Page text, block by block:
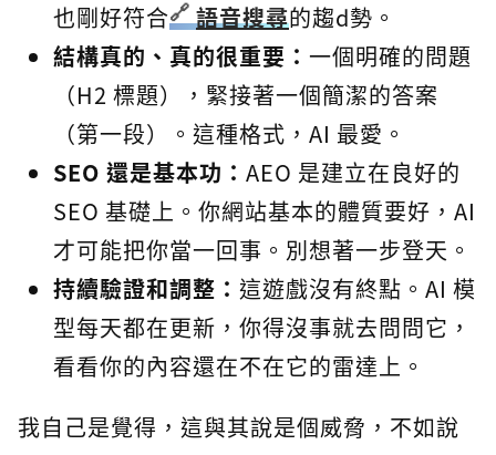
也剛好符合
語音搜尋的趨d勢。
結構真的、真的很重要： 一個明確的問題
（H2 標題），緊接著一個簡潔的答案
（第一段）。這種格式，AI 最愛。
SEO 還是基本功： AEO 是建立在良好的
SEO 基礎上。你網站基本的體質要好，AI
才可能把你當一回事。別想著一步登天。
持續驗證和調整： 這遊戲沒有終點。AI 模
型每天都在更新，你得沒事就去問問它，
看看你的內容還在不在它的雷達上。
我自己是覺得，這與其說是個威脅，不如說